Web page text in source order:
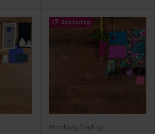
26% korting
Homburg Trading